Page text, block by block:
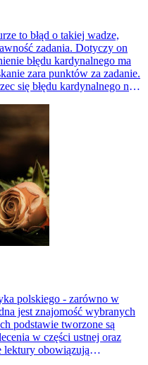
to błąd o takiej wadze,
zadania. Dotyczy on
błędu kardynalnego ma
zara punktów za zadanie.
się błędu kardynalnego na
polskiego - zarówno w
jest znajomość wybranych
podstawie tworzone są
w części ustnej oraz
lektury obowiązują